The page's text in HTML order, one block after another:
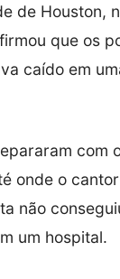
de Houston,
que os
caído em
com
onde o
não
um hospital.